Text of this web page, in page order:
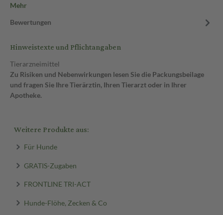
Mehr
Bewertungen
Hinweistexte und Pflichtangaben
Tierarzneimittel
Zu Risiken und Nebenwirkungen lesen Sie die Packungsbeilage
und fragen Sie Ihre Tierärztin, Ihren Tierarzt oder in Ihrer
Apotheke.
Weitere Produkte aus:
Für Hunde
GRATIS-Zugaben
FRONTLINE TRI-ACT
Hunde-Flöhe, Zecken & Co